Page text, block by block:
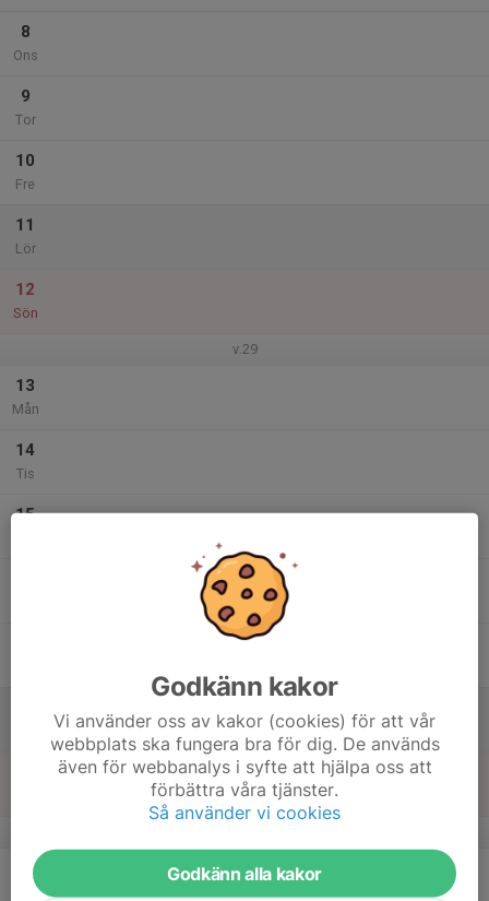
8
Ons
9
Tor
10
Fre
11
Lör
12
Sön
v.29
13
Mån
14
Tis
15
20
Mån
Godkänn kakor
Vi använder oss av kakor (cookies) för att vår
webbplats ska fungera bra för dig. De används
även för webbanalys i syfte att hjälpa oss att
förbättra våra tjänster.
Så använder vi cookies
Godkänn alla kakor